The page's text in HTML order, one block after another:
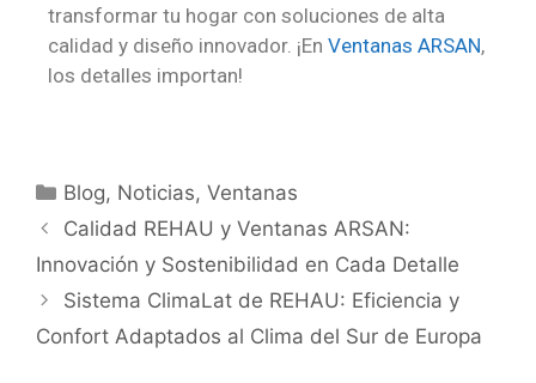
transformar tu hogar con soluciones de alta
calidad y diseño innovador. ¡En Ventanas ARSAN,
los detalles importan!
Blog, Noticias,Ventanas
Calidad REHAU y Ventanas ARSAN:
Innovación y Sostenibilidad en Cada Detalle
Sistema ClimaLat de REHAU: Eficiencia y
Confort Adaptados al Clima del Sur de Europa